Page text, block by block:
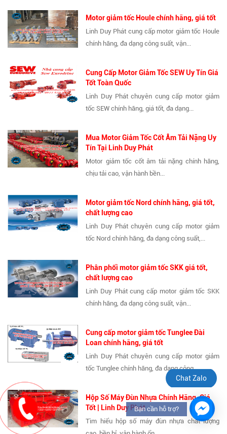
Motor giảm tốc Houle chính hãng, giá tốt
Linh Duy Phát cung cấp motor giảm tốc Houle
chính hãng, đa dạng công suất, vận...
Cung Cấp Motor Giảm Tốc SEW Uy Tín Giá
Tốt Toàn Quốc
Linh Duy Phát chuyên cung cấp motor giảm
tốc SEW chính hãng, giá tốt, đa dạng...
Mua Motor Giảm Tốc Cốt Âm Tải Nặng Uy
Tín Tại Linh Duy Phát
Motor giảm tốc cốt âm tải nặng chính hãng,
chịu tải cao, vận hành bền...
Motor giảm tốc Nord chính hãng, giá tốt,
chất lượng cao
Linh Duy Phát chuyên cung cấp motor giảm
tốc Nord chính hãng, đa dạng công suất,...
Phân phối motor giảm tốc SKK giá tốt,
chất lượng cao
Linh Duy Phát cung cấp motor giảm tốc SKK
chính hãng, đa dạng công suất, vận...
Cung cấp motor giảm tốc Tunglee Đài
Loan chính hãng, giá tốt
Linh Duy Phát chuyên cung cấp motor giảm
tốc Tunglee chính hãng, đa dạng công...
Hộp Số Máy Đùn Nhựa Chính Hãng, Giá
Tốt | Linh Duy Phát
Tìm hiểu hộp số máy đùn nhựa chất lượng
Chat Zalo
Bạn cần hỗ trợ?